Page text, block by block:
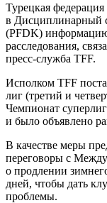
Турецкая
в Дисциплинарный
(PFDK)
расследования,
пресс‑служба TFF.
Исполком TFF
лиг (третий и
Чемпионат
и было объявлено
В качестве меры
переговоры с
о продлении
дней, чтобы дать
проблемы.